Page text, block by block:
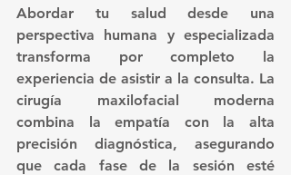
Abordar tu salud desde una
perspectiva humana y especializada
transforma por completo la
experiencia de asistir a la consulta. La
cirugía maxilofacial moderna
combina la empatía con la alta
precisión diagnóstica, asegurando
que cada fase de la sesión esté